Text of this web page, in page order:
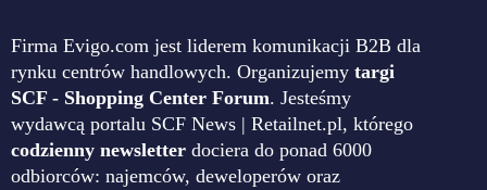
Firma Evigo.com jest liderem komunikacji B2B dla
rynku centrów handlowych. Organizujemy targi
SCF - Shopping Center Forum. Jesteśmy
wydawcą portalu SCF News | Retailnet.pl, którego
codzienny newsletter dociera do ponad 6000
odbiorców: najemców, deweloperów oraz